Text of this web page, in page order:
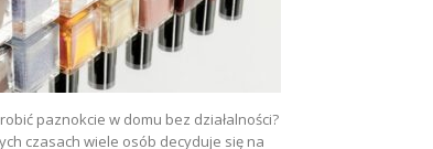
paznokcie w domu bez działalności?
czasach wiele osób decyduje się na